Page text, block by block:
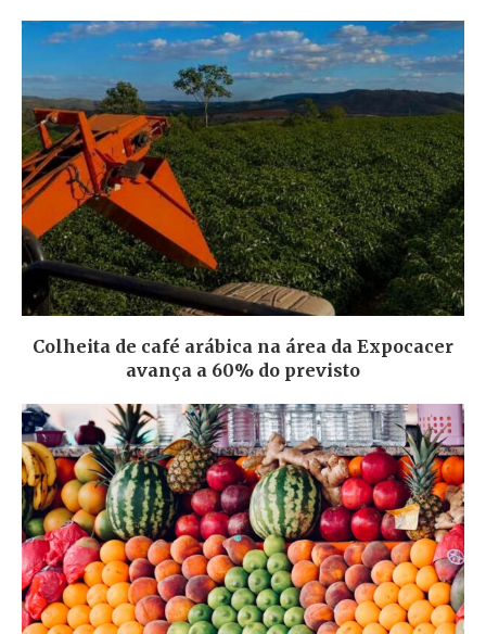
Colheita de café arábica na área da Expocacer
avança a 60% do previsto